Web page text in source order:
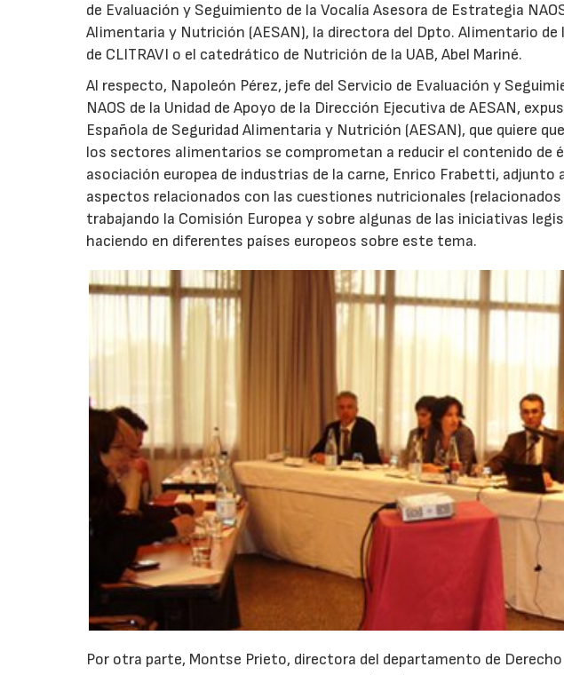
de Evaluación y Seguimiento de la Vocalía Asesora de Estrategia
Alimentaria y Nutrición (AESAN), la directora del Dpto. Alimentario de
de CLITRAVI o el catedrático de Nutrición de la UAB, Abel Mariné.
Al respecto, Napoleón Pérez, jefe del Servicio de Evaluación y
NAOS de la Unidad de Apoyo de la Dirección Ejecutiva de AESAN,
Española de Seguridad Alimentaria y Nutrición (AESAN), que quiere
los sectores alimentarios se comprometan a reducir el contenido de
asociación europea de industrias de la carne, Enrico Frabetti, adjunto
aspectos relacionados con las cuestiones nutricionales
trabajando la Comisión Europea y sobre algunas de las iniciativas
haciendo en diferentes países europeos sobre este tema.
Por otra parte, Montse Prieto, directora del departamento de